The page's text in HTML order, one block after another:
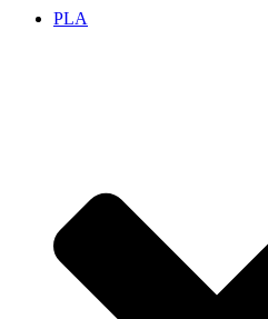
PLA